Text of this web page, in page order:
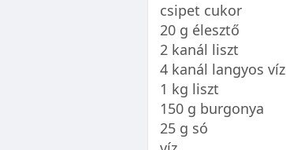
csipet cukor
20 g élesztő
2 kanál liszt
4 kanál langyos víz
1 kg liszt
150 g burgonya
25 g só